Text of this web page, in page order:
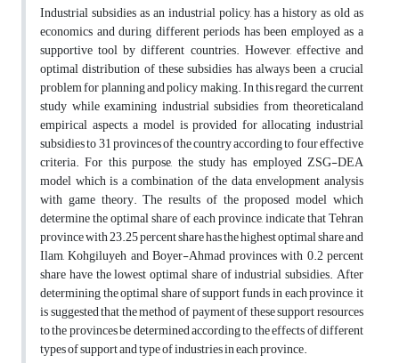
Industrial subsidies as an industrial policy, has a history as old as
economics and during different periods has been employed as a
supportive tool by different countries. However, effective and
optimal distribution of these subsidies has always been a crucial
problem for planning and policy making. In this regard, the current
study while examining industrial subsidies from theoreticaland
empirical aspects, a model is provided for allocating industrial
subsidies to 31 provinces of the country according to four effective
criteria. For this purpose, the study has employed ZSG-DEA
model which is a combination of the data envelopment analysis
with game theory. The results of the proposed model which
determine the optimal share of each province, indicate that Tehran
province with 23.25 percent share has the highest optimal share and
Ilam, Kohgiluyeh and Boyer-Ahmad provinces with 0.2 percent
share have the lowest optimal share of industrial subsidies. After
determining the optimal share of support funds in each province, it
is suggested that the method of payment of these support resources
to the provinces be determined according to the effects of different
types of support and type of industries in each province.